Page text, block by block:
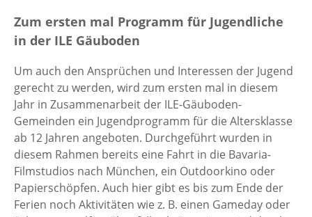
Zum ersten mal Programm für Jugendliche
in der ILE Gäuboden
Um auch den Ansprüchen und Interessen der Jugend
gerecht zu werden, wird zum ersten mal in diesem
Jahr in Zusammenarbeit der ILE-Gäuboden-
Gemeinden ein Jugendprogramm für die Altersklasse
ab 12 Jahren angeboten. Durchgeführt wurden in
diesem Rahmen bereits eine Fahrt in die Bavaria-
Filmstudios nach München, ein Outdoorkino oder
Papierschöpfen. Auch hier gibt es bis zum Ende der
Ferien noch Aktivitäten wie z. B. einen Gameday oder